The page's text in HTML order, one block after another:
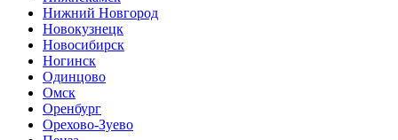
Нижний Новгород
Новокузнецк
Новосибирск
Ногинск
Одинцово
Омск
Оренбург
Орехово-Зуево